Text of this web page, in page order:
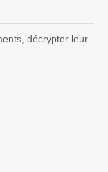
décrypter leur